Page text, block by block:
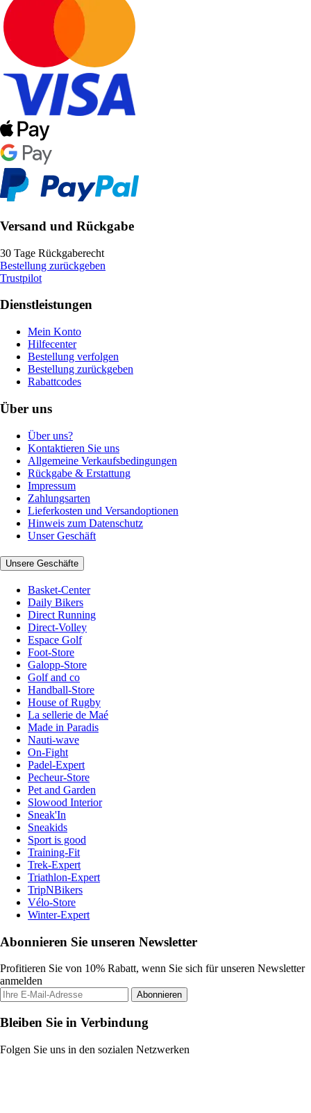
Versand und Rückgabe
30 Tage Rückgaberecht
Bestellung zurückgeben
Trustpilot
Dienstleistungen
Mein Konto
Hilfecenter
Bestellung verfolgen
Bestellung zurückgeben
Rabattcodes
Über uns
Über uns?
Kontaktieren Sie uns
Allgemeine Verkaufsbedingungen
Rückgabe & Erstattung
Impressum
Zahlungsarten
Lieferkosten und Versandoptionen
Hinweis zum Datenschutz
Unser Geschäft
Unsere Geschäfte
Basket-Center
Daily Bikers
Direct Running
Direct-Volley
Espace Golf
Foot-Store
Galopp-Store
Golf and co
Handball-Store
House of Rugby
La sellerie de Maé
Made in Paradis
Nauti-wave
On-Fight
Padel-Expert
Pecheur-Store
Pet and Garden
Slowood Interior
Sneak'In
Sneakids
Sport is good
Training-Fit
Trek-Expert
Triathlon-Expert
TripNBikers
Vélo-Store
Winter-Expert
Abonnieren Sie unseren Newsletter
Profitieren Sie von 10% Rabatt, wenn Sie sich für unseren Newsletter
anmelden
Abonnieren
Bleiben Sie in Verbindung
Folgen Sie uns in den sozialen Netzwerken